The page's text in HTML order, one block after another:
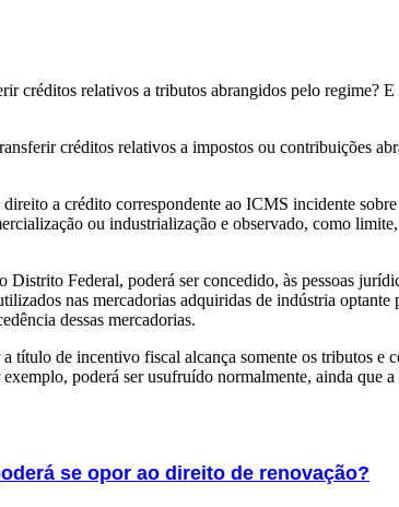
créditos relativos a tributos abrangidos pelo regime?
créditos relativos a impostos ou contribuições
a crédito correspondente ao ICMS incidente
ou industrialização e observado, como
Federal, poderá ser concedido, às pessoas
nas mercadorias adquiridas de indústria
dessas mercadorias.
título de incentivo fiscal alcança somente os tributos e
poderá ser usufruído normalmente, ainda que
se opor ao direito de renovação?